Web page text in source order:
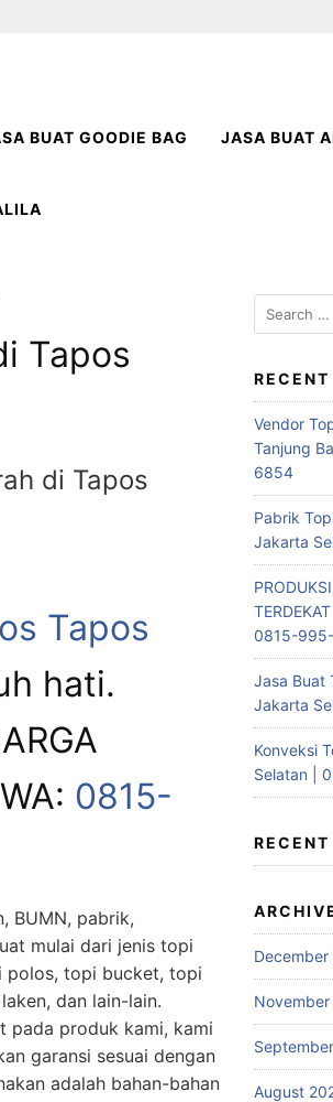
BUAT GOODIE BAG JASA BUAT
Tapos
di Tapos
Tapos
hati.
0815-
BUMN, pabrik,
mulai dari jenis topi
polos, topi bucket, topi
dan lain-lain.
pada produk kami, kami
garansi sesuai dengan
adalah bahan-bahan
Search
for:
Vendor
Tanjung
6854
Pabrik
Jakarta
0815-
Jasa Buat
Jakarta
Konveksi
Selatan |
December
August